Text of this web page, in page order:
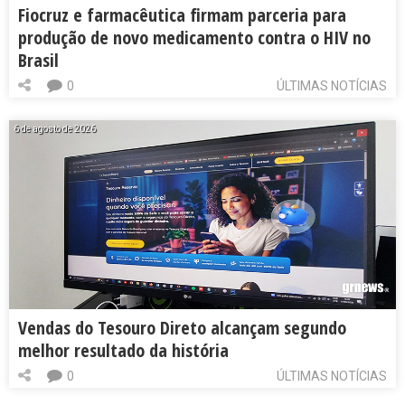
Fiocruz e farmacêutica firmam parceria para
produção de novo medicamento contra o HIV no
Brasil
ÚLTIMAS NOTÍCIAS
0
6 de agosto de 2026
Vendas do Tesouro Direto alcançam segundo
melhor resultado da história
ÚLTIMAS NOTÍCIAS
0